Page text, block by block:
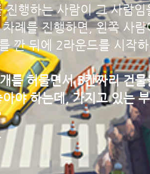
진행하는 사람이 그 사람
례를 진행하면, 왼쪽 사
깐 뒤에 2라운드를 시작
를 허물면서 3칸짜리 건
야 하는데, 가지고 있는